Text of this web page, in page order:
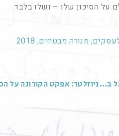
על הסיכון שלו – ושלו בלבד.
מנורה מבטחים, 2018
כתבה מגזינית: הגוף המוביל בישראל בלימודי ביטוח